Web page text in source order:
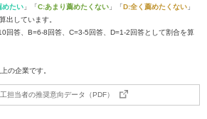
めたい 」「C:あまり薦めたくない 」「D:全く薦めたくない 」
出しています。
回答、B=6-8回答、C=3-5回答、D=1-2回答として割合を算
の企業です。
担当者の推奨意向データ（PDF）